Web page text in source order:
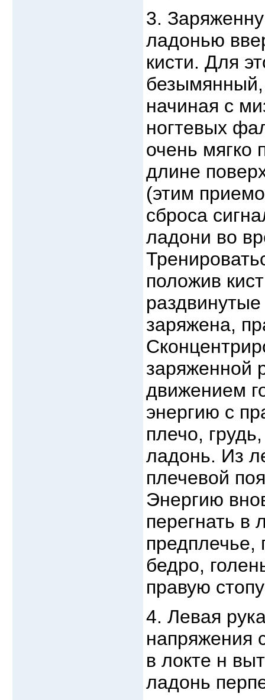
3.
ладонью
кисти. Для
начиная с
ногтевых
очень мягко
длине
(этим
сброса
ладони во
положив
заряжена,
заряженной
движением
энергию с
плечо,
ладонь. Из
плечевой
Энергию
перегнать в
предплечье,
бедро,
правую
4. Левая
напряжения
в локте н
ладонь